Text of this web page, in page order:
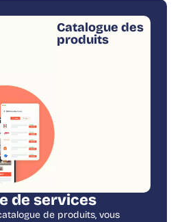
Catalogue des
produits
de services
de produits, vous